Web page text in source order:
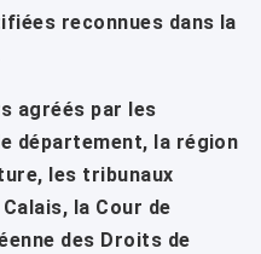
reconnues dans la
agréés par les
département, la région
les tribunaux
la Cour de
des Droits de